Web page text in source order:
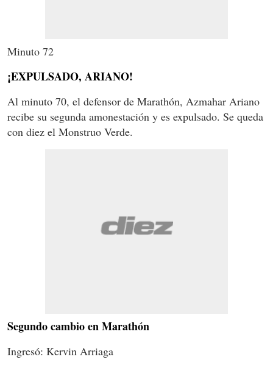
Minuto 72
¡EXPULSADO, ARIANO!
Al minuto 70, el defensor de Marathón, Azmahar Ariano
recibe su segunda amonestación y es expulsado. Se queda
con diez el Monstruo Verde.
Segundo cambio en Marathón
Ingresó: Kervin Arriaga